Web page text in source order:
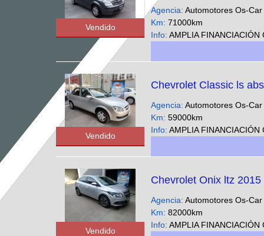
Vendido
Agencia: Automotores Os-Car
Km: 71000km
Info: AMPLIA FINANCIACIÓN CUOTAS FIJAS EN PESOS SOLO CON DNI - Podes ver nuestra
Vendido
Chevrolet Classic ls
Agencia: Automotores Os-Car
Km: 59000km
Info: AMPLIA FINANCIACIÓN CUOTAS FIJAS EN PESOS SOLO CON DNI - Podes ver nuestra
Vendido
Chevrolet Onix ltz 2015
Agencia: Automotores Os-Car
Km: 82000km
Info: AMPLIA FINANCIACIÓN CUOTAS FIJAS EN PESOS SOLO CON DNI - Podes ver nuestra